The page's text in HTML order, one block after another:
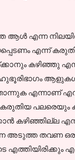
ആള്‍ എന്ന
എന്ന്‍
കഴിഞ്ഞു
എന്നാണ്
കരുതിയ
കഴിഞ്ഞില്ല
തവണ ഒരു